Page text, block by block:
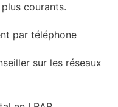
courants.
par téléphone
sur les réseaux